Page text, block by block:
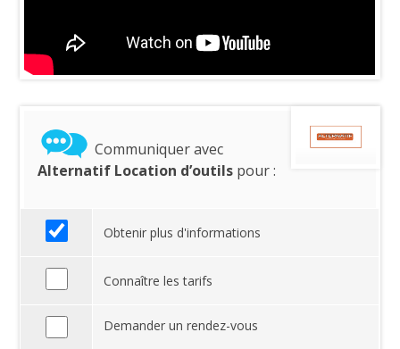
Communiquer avec
Alternatif Location d’outils pour :
Obtenir plus d'informations
Connaître les tarifs
Demander un rendez-vous